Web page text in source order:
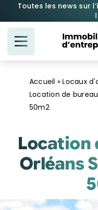
Passer
contenu
Toutes les news sur
Accueil »Locaux
Location de
50m2
Location
Orléans